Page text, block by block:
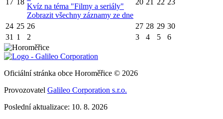
17 18
Kvíz na téma "Filmy a seriály"
Zobrazit všechny záznamy ze dne
20 21 22 23
24 25 26 27 28 29 30
31 1 2 3 4 5 6
Oficiální stránka obce Horoměřice © 2026
Provozovatel Galileo Corporation s.r.o.
Poslední aktualizace: 10. 8. 2026